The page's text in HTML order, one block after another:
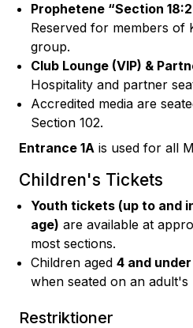
Prophetene “Section
Reserved for members of
group.
Club Lounge (VIP) &
Hospitality and partner
Accredited media are
Section 102.
Entrance 1A is used for all
Children's Tickets
Youth tickets (up to and
age) are available at
most sections.
Children aged 4 and under
when seated on an adult's
Restriktioner